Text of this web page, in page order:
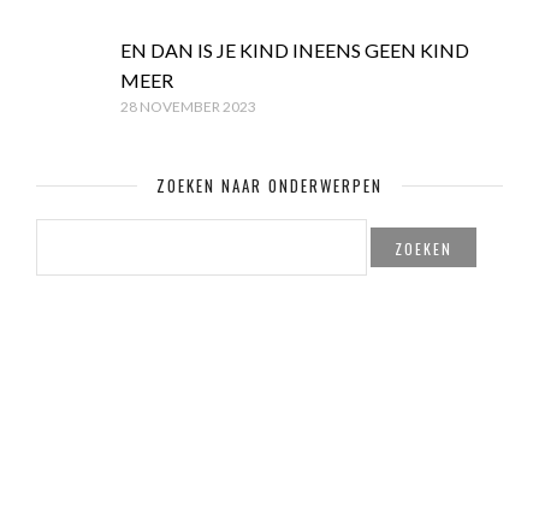
EN DAN IS JE KIND INEENS GEEN KIND
MEER
28 NOVEMBER 2023
ZOEKEN NAAR ONDERWERPEN
ZOEKEN